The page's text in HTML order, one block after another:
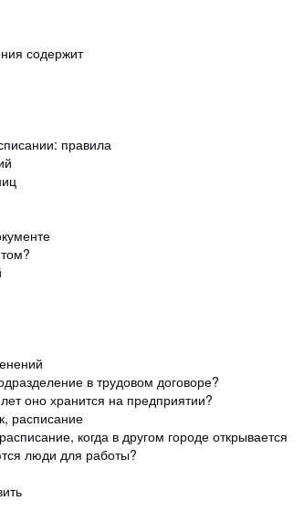
содержит
правила
в трудовом договоре?
оно хранится на предприятии?
расписание
когда в другом городе открывается
люди для работы?